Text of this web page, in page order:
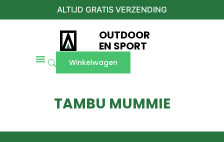
ALTIJD GRATIS VERZENDING
OUTDOOR
EN SPORT
Winkelwagen
TAMBU MUMMIE